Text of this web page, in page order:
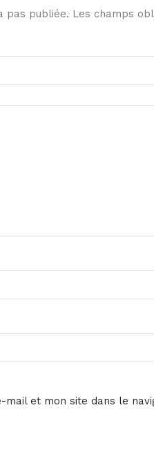
pas publiée. Les champs
mail et mon site dans le